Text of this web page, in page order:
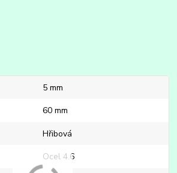
5 mm
60 mm
Hřibová
Ocel 4.6